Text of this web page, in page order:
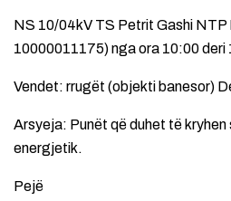
NS 10/04kV TS Petrit Gashi NTP
10000011175) nga ora 10:00 deri
Vendet: rrugët (objekti banesor)
Arsyeja: Punët që duhet të
energjetik.
Pejë